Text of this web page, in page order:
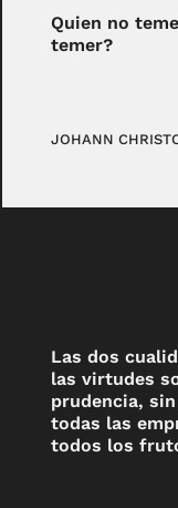
Quien no
temer?
JOHANN
Las dos
las virtudes
prudencia,
todas las
todos los